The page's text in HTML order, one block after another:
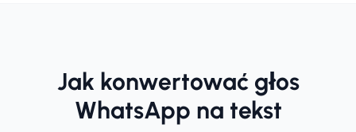
Jak konwertować głos
WhatsApp na tekst